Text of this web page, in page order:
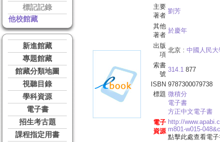
標記記錄
他校館藏
新進館藏
專題館藏
館藏分類地圖
視聽目錄
學科資源
電子書
招生考古題
課程指定用書
主要
著者
劉芳
其他
著者
於慶年
出版
項
北京 : 中國人民
索書
號
314.1 877
ISBN 9787300079738
標題 微積分
電子書
方正中文電子書
電子
資源
http://
m801-w015-
點擊此處查看電